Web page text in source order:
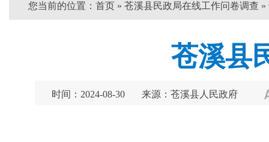
您当前的位置： 首页 » 苍溪县民政局在线工作问卷调查 »
苍溪县
时间：2024-08-30 来源：苍溪县人民政府